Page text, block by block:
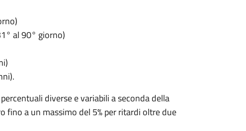
al 90° giorno)
diverse e variabili a seconda della
fino a un massimo del 5% per ritardi oltre due